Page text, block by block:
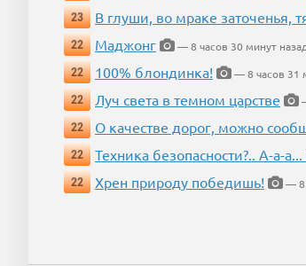
23
В глуши, во мраке заточенья,
22
Маджонг
— 8 часов 30 минут
22
100% блондинка!
— 8 часов 31
22
Луч света в темном царстве
22
О качестве дорог, можно
22
Техника безопасности?.. А-а-
22
Хрен природу победишь! — 8